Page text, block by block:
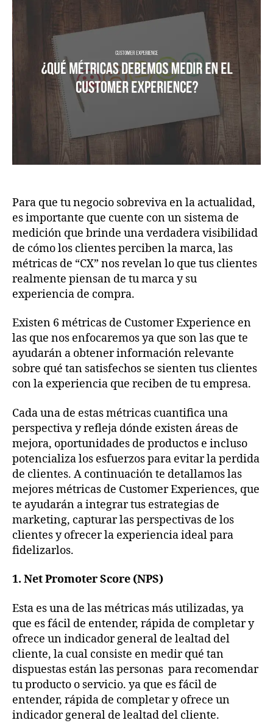
Para que tu negocio sobreviva en la actualidad,
es importante que cuente con un sistema de
medición que brinde una verdadera visibilidad
de cómo los clientes perciben la marca, las
métricas de “CX” nos revelan lo que tus clientes
realmente piensan de tu marca y su
experiencia de compra.
Existen 6 métricas de Customer Experience en
las que nos enfocaremos ya que son las que te
ayudarán a obtener información relevante
sobre qué tan satisfechos se sienten tus clientes
con la experiencia que reciben de tu empresa.
Cada una de estas métricas cuantifica una
perspectiva y refleja dónde existen áreas de
mejora, oportunidades de productos e incluso
potencializa los esfuerzos para evitar la perdida
de clientes. A continuación te detallamos las
mejores métricas de Customer Experiences, que
te ayudarán a integrar tus estrategias de
marketing, capturar las perspectivas de los
clientes y ofrecer la experiencia ideal para
fidelizarlos.
1. Net Promoter Score (NPS)
Esta es una de las métricas más utilizadas, ya
que es fácil de entender, rápida de completar y
ofrece un indicador general de lealtad del
cliente, la cual consiste en medir qué tan
dispuestas están las personas para recomendar
tu producto o servicio. ya que es fácil de
entender, rápida de completar y ofrece un
indicador general de lealtad del cliente.